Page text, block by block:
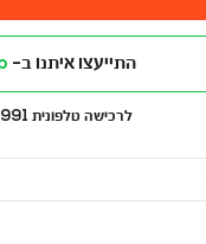
התייעצו איתנו ב-
לרכישה טלפונית 073-2390991